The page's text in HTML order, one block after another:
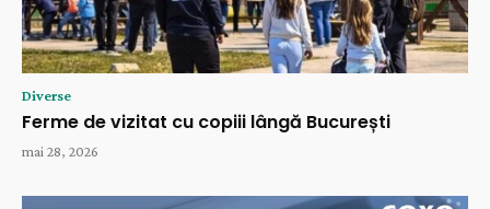
Diverse
Ferme de vizitat cu copiii lângă București
mai 28, 2026